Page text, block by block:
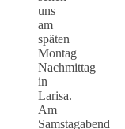
uns
am
späten
Montag
Nachmittag
in
Larisa.
Am
Samstagabend